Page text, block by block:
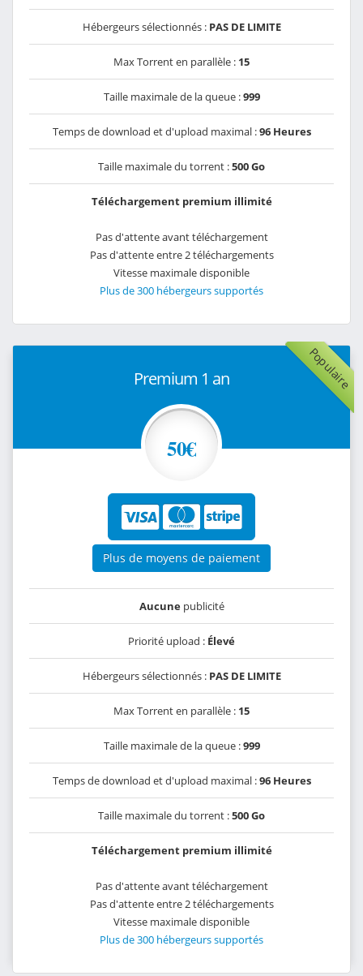
Hébergeurs sélectionnés : PAS DE LIMITE
Max Torrent en parallèle : 15
Taille maximale de la queue :999
Temps de download et d'upload maximal :96 Heures
Taille maximale du torrent :500 Go
Téléchargement premium illimité
Pas d'attente avant téléchargement
Pas d'attente entre 2 téléchargements
Vitesse maximale disponible
Plus de 300 hébergeurs supportés
Populaire
Premium 1 an
50€
Plus de moyens de paiement
Aucunepublicité
Priorité upload : Élevé
Hébergeurs sélectionnés : PAS DE LIMITE
Max Torrent en parallèle : 15
Taille maximale de la queue :999
Temps de download et d'upload maximal :96 Heures
Taille maximale du torrent :500 Go
Téléchargement premium illimité
Pas d'attente avant téléchargement
Pas d'attente entre 2 téléchargements
Vitesse maximale disponible
Plus de 300 hébergeurs supportés